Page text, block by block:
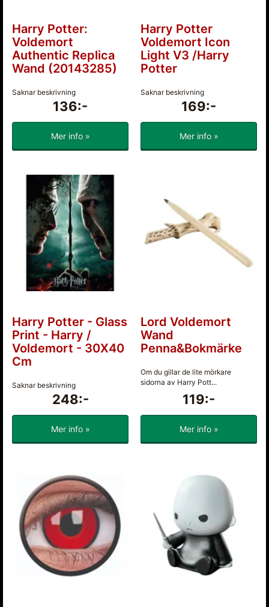
Harry Potter:
Voldemort
Authentic Replica
Wand (20143285)
Saknar beskrivning
136:-
Mer info »
Harry Potter
Voldemort Icon
Light V3 /Harry
Potter
Saknar beskrivning
169:-
Mer info »
Harry Potter - Glass
Print - Harry /
Voldemort - 30X40
Cm
Saknar beskrivning
248:-
Mer info »
Lord Voldemort
Wand
Penna&Bokmärke
Om du gillar de lite mörkare
sidorna av Harry Pott...
119:-
Mer info »